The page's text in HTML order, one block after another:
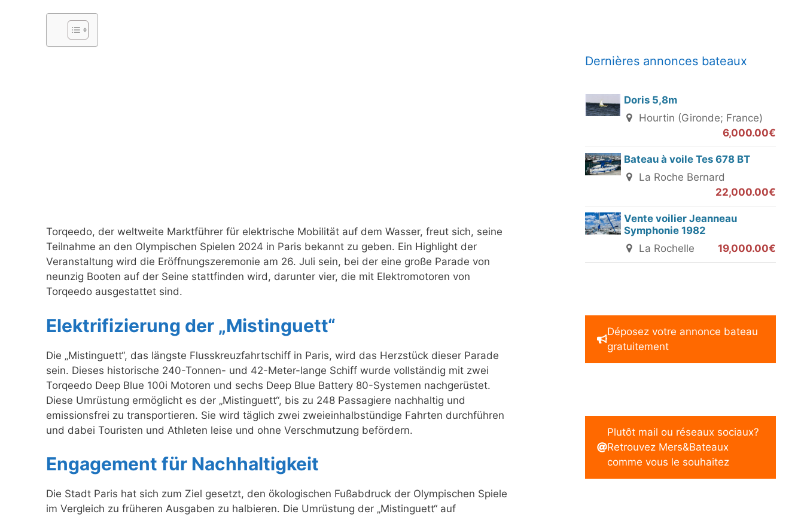
Torqeedo, der weltweite Marktführer für elektrische Mobilität auf dem Wasser, freut sich, seine
Teilnahme an den Olympischen Spielen 2024 in Paris bekannt zu geben. Ein Highlight der
Veranstaltung wird die Eröffnungszeremonie am 26. Juli sein, bei der eine große Parade von
neunzig Booten auf der Seine stattfinden wird, darunter vier, die mit Elektromotoren von
Torqeedo ausgestattet sind.
Elektrifizierung der „Mistinguett“
Die „Mistinguett“, das längste Flusskreuzfahrtschiff in Paris, wird das Herzstück dieser Parade
sein. Dieses historische 240-Tonnen- und 42-Meter-lange Schiff wurde vollständig mit zwei
Torqeedo Deep Blue 100i Motoren und sechs Deep Blue Battery 80-Systemen nachgerüstet.
Diese Umrüstung ermöglicht es der „Mistinguett“, bis zu 248 Passagiere nachhaltig und
emissionsfrei zu transportieren. Sie wird täglich zwei zweieinhalbstündige Fahrten durchführen
und dabei Touristen und Athleten leise und ohne Verschmutzung befördern.
Engagement für Nachhaltigkeit
Die Stadt Paris hat sich zum Ziel gesetzt, den ökologischen Fußabdruck der Olympischen Spiele
im Vergleich zu früheren Ausgaben zu halbieren. Die Umrüstung der „Mistinguett“ auf
Dernières annonces bateaux
Doris 5,8m
Hourtin (Gironde; France)
6,000.00€
Bateau à voile Tes 678 BT
La Roche Bernard
22,000.00€
Vente voilier Jeanneau
Symphonie 1982
La Rochelle
19,000.00€
Déposez votre annonce bateau
gratuitement
Plutôt mail ou réseaux sociaux?
Retrouvez Mers&Bateaux
comme vous le souhaitez